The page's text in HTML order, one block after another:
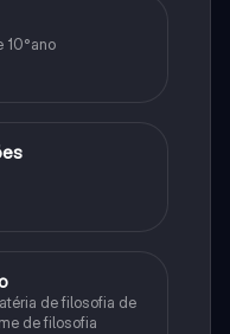
10°ano
de filosofia de
de filosofia